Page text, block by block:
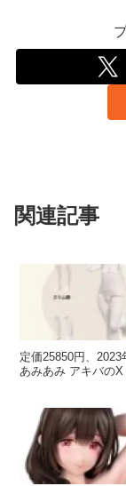
関連記事
定価25850円、
あみあみ アキバのX